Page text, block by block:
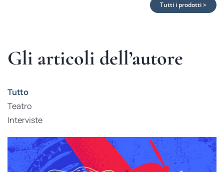
Tutti i prodotti >
Gli articoli dell’autore
Tutto
Teatro
Interviste